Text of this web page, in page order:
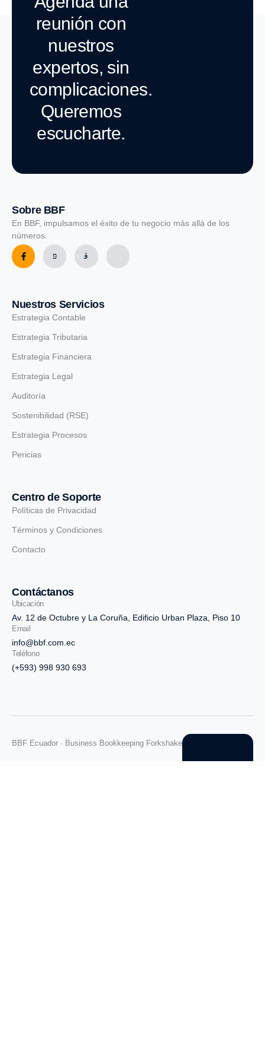
reunión con
nuestros
expertos, sin
complicaciones.
Queremos
escucharte.
Sobre BBF
En BBF, impulsamos el éxito de tu negocio más allá de los
números.
Nuestros Servicios
Estrategia Contable
Estrategia Tributaria
Estrategia Financiera
Estrategia Legal
Auditoría
Sostenibilidad (RSE)
Estrategia Procesos
Pericias
Centro de Soporte
Políticas de Privacidad
Términos y Condiciones
Contacto
Contáctanos
Ubicación
Av. 12 de Octubre y La Coruña, Edificio Urban Plaza, Piso 10
Email
info@bbf.com.ec
Teléfono
(+593) 998 930 693
BBF Ecuador · Business Bookkeeping Forkshake